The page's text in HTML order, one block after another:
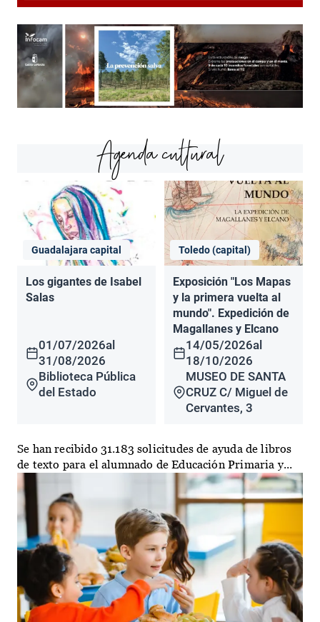
Agenda cultural
Guadalajara capital
Los gigantes de Isabel
Salas
01/07/2026al
31/08/2026
Biblioteca Pública
del Estado
Toledo (capital)
Exposición "Los Mapas
y la primera vuelta al
mundo". Expedición de
Magallanes y Elcano
14/05/2026al
18/10/2026
MUSEO DE SANTA
CRUZ C/ Miguel de
Cervantes, 3
Se han recibido 31.183 solicitudes de ayuda de libros
de texto para el alumnado de Educación Primaria y...